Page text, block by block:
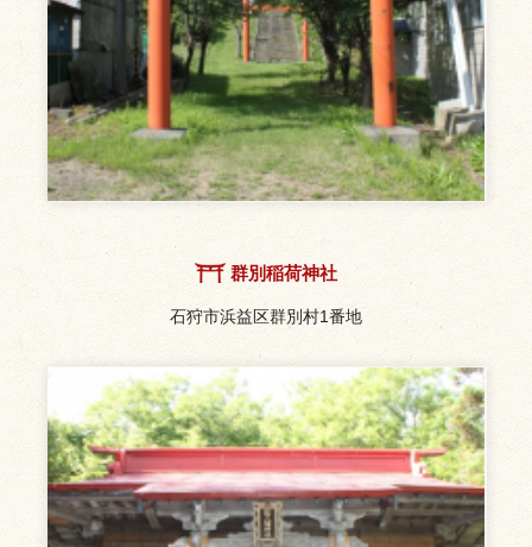
群別稲荷神社
石狩市浜益区群別村1番地